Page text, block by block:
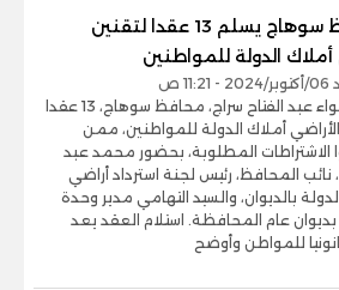
محافظ سوهاج يسلم 13 عقدا لتقنين
الدولة للمواطنين
ص
سلم اللواء عبد الفتاح سراج، محافظ سوهاج، 13 عقدا
الأراضي أملاك الدولة للمواطنين، ممن
الاشتراطات المطلوبة، بحضور محمد عبد
نائب المحافظ، رئيس لجنة استرداد أراضي
بالديوان، والسيد التهامي مدير وحدة
بديوان عام المحافظة. استلام العقد يعد
للمواطن وأوضح